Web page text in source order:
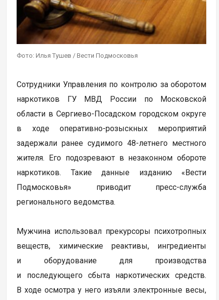
Фото: Илья Тушев / Вести Подмосковья
Сотрудники Управления по контролю за оборотом
наркотиков ГУ МВД России по Московской
области в Сергиево-Посадском городском округе
в ходе оперативно-розыскных мероприятий
задержали ранее судимого 48-летнего местного
жителя. Его подозревают в незаконном обороте
наркотиков. Такие данные изданию «Вести
Подмосковья» приводит пресс-служба
регионального ведомства.
Мужчина использовал прекурсоры психотропных
веществ, химические реактивы, ингредиенты
и оборудование для производства
и последующего сбыта наркотических средств.
В ходе осмотра у него изъяли электронные весы,